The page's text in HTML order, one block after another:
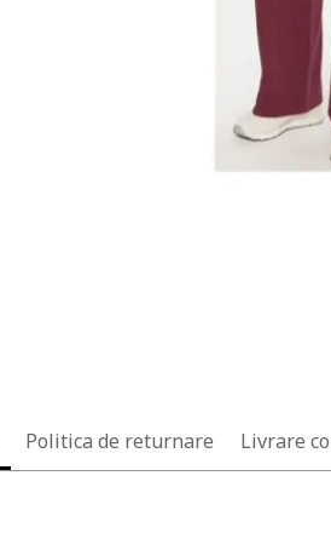
Politica de returnare Livrare